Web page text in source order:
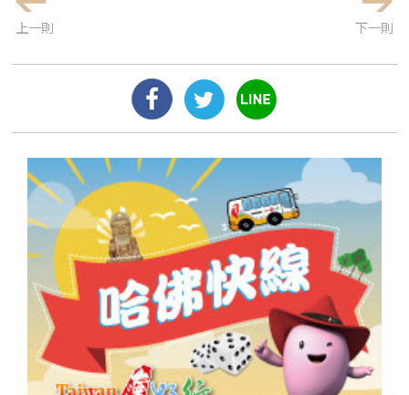
上一則 下一則